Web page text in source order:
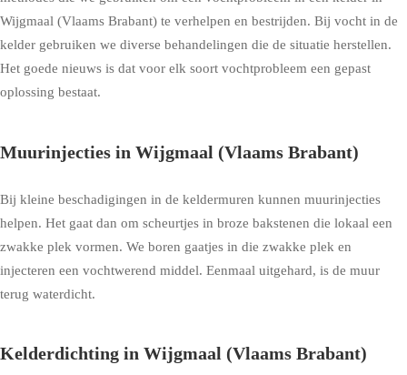
Wijgmaal (Vlaams Brabant) te verhelpen en bestrijden. Bij vocht in de
kelder gebruiken we diverse behandelingen die de situatie herstellen.
Het goede nieuws is dat voor elk soort vochtprobleem een gepast
oplossing bestaat.
Muurinjecties in Wijgmaal (Vlaams Brabant)
Bij kleine beschadigingen in de keldermuren kunnen muurinjecties
helpen. Het gaat dan om scheurtjes in broze bakstenen die lokaal een
zwakke plek vormen. We boren gaatjes in die zwakke plek en
injecteren een vochtwerend middel. Eenmaal uitgehard, is de muur
terug waterdicht.
Kelderdichting in Wijgmaal (Vlaams Brabant)